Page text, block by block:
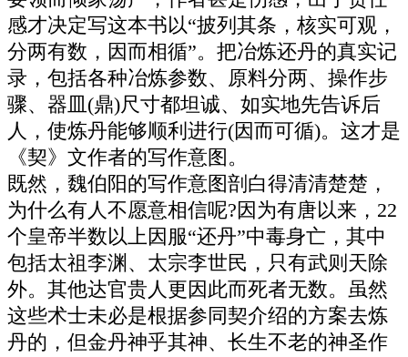
感才决定写这本书以“披列其条，核实可观，
分两有数，因而相循”。把冶炼还丹的真实记
录，包括各种冶炼参数、原料分两、操作步
骤、器皿(鼎)尺寸都坦诚、如实地先告诉后
人，使炼丹能够顺利进行(因而可循)。这才是
《契》文作者的写作意图。
既然，魏伯阳的写作意图剖白得清清楚楚，
为什么有人不愿意相信呢?因为有唐以来，22
个皇帝半数以上因服“还丹”中毒身亡，其中
包括太祖李渊、太宗李世民，只有武则天除
外。其他达官贵人更因此而死者无数。虽然
这些术士未必是根据参同契介绍的方案去炼
丹的，但金丹神乎其神、长生不老的神圣作